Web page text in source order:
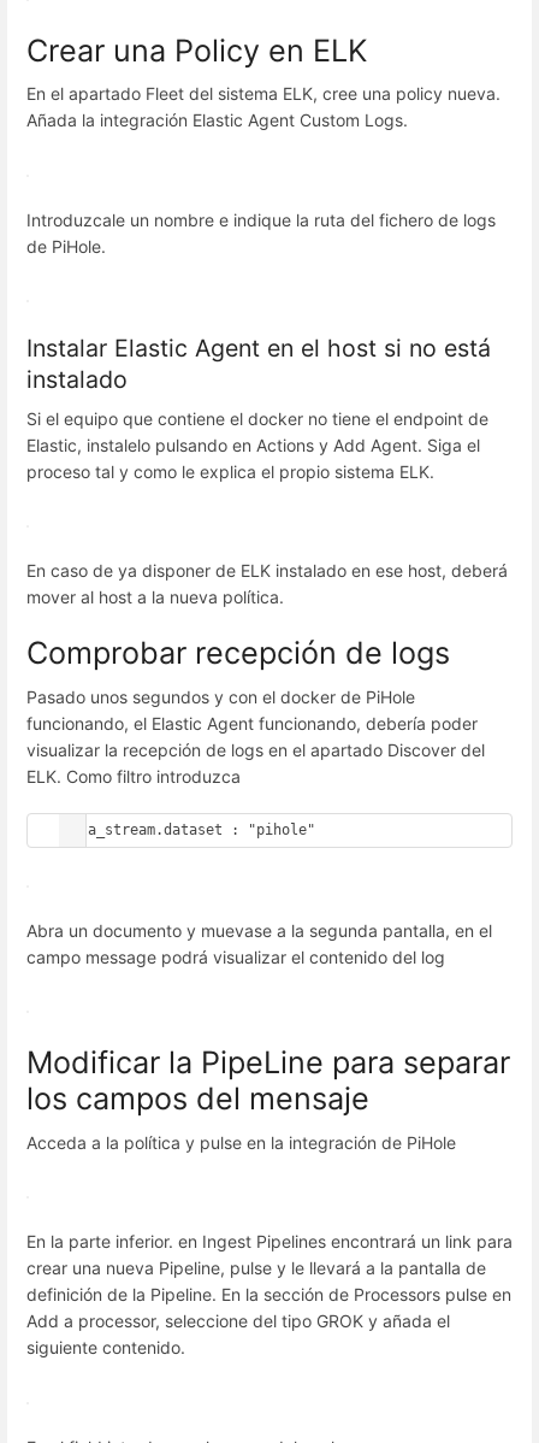
Crear una Policy en ELK
En el apartado Fleet del sistema ELK, cree una policy nueva.
Añada la integración Elastic Agent Custom Logs.
Introduzcale un nombre e indique la ruta del fichero de logs
de PiHole.
Instalar Elastic Agent en el host si no está
instalado
Si el equipo que contiene el docker no tiene el endpoint de
Elastic, instalelo pulsando en Actions y Add Agent. Siga el
proceso tal y como le explica el propio sistema ELK.
En caso de ya disponer de ELK instalado en ese host, deberá
mover al host a la nueva política.
Comprobar recepción de logs
Pasado unos segundos y con el docker de PiHole
funcionando, el Elastic Agent funcionando, debería poder
visualizar la recepción de logs en el apartado Discover del
ELK. Como filtro introduzca
Abra un documento y muevase a la segunda pantalla, en el
campo message podrá visualizar el contenido del log
Modificar la PipeLine para separar
los campos del mensaje
Acceda a la política y pulse en la integración de PiHole
En la parte inferior. en Ingest Pipelines encontrará un link para
crear una nueva Pipeline, pulse y le llevará a la pantalla de
definición de la Pipeline. En la sección de Processors pulse en
Add a processor, seleccione del tipo GROK y añada el
siguiente contenido.